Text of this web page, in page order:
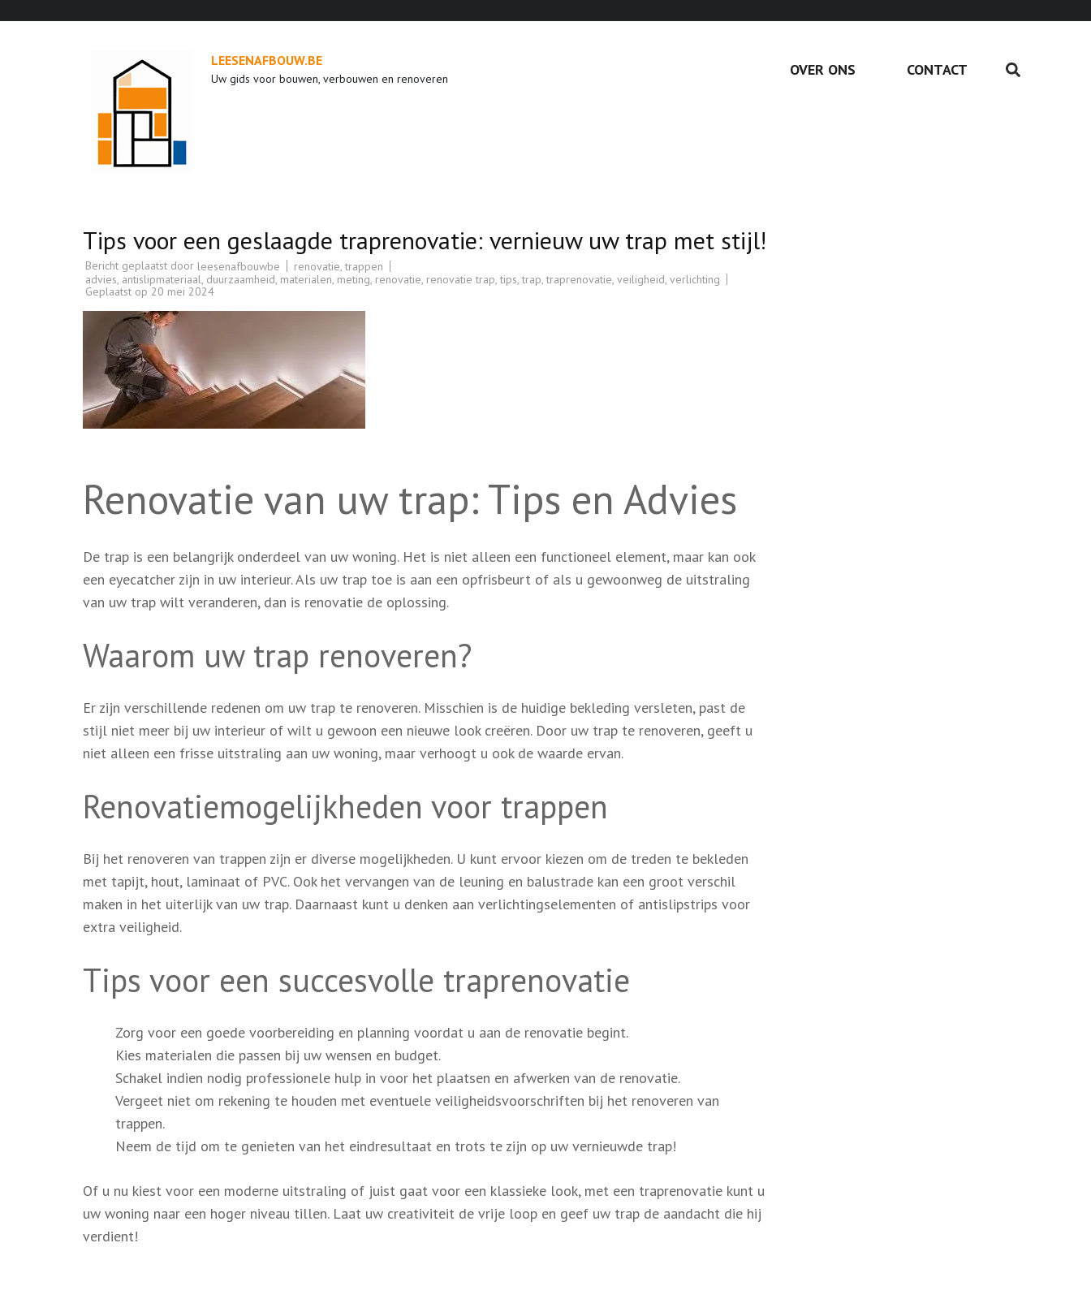
LEESENAFBOUW.BE
Uw gids voor bouwen, verbouwen en renoveren OVER ONS CONTACT
Tips voor een geslaagde traprenovatie: vernieuw uw trap met stijl!
Bericht geplaatst door leesenafbouwbe renovatie ,trappen
advies, antislipmateriaal, duurzaamheid, materialen, meting, renovatie, renovatie trap,tips,trap,traprenovatie, veiligheid, verlichting
Geplaatst op 20 mei 2024
Renovatie van uw trap: Tips en Advies
De trap is een belangrijk onderdeel van uw woning. Het is niet alleen een functioneel element, maar kan ook
een eyecatcher zijn in uw interieur. Als uw trap toe is aan een opfrisbeurt of als u gewoonweg de uitstraling
van uw trap wilt veranderen, dan is renovatie de oplossing.
Waarom uw trap renoveren?
Er zijn verschillende redenen om uw trap te renoveren. Misschien is de huidige bekleding versleten, past de
stijl niet meer bij uw interieur of wilt u gewoon een nieuwe look creëren. Door uw trap te renoveren, geeft u
niet alleen een frisse uitstraling aan uw woning, maar verhoogt u ook de waarde ervan.
Renovatiemogelijkheden voor trappen
Bij het renoveren van trappen zijn er diverse mogelijkheden. U kunt ervoor kiezen om de treden te bekleden
met tapijt, hout, laminaat of PVC. Ook het vervangen van de leuning en balustrade kan een groot verschil
maken in het uiterlijk van uw trap. Daarnaast kunt u denken aan verlichtingselementen of antislipstrips voor
extra veiligheid.
Tips voor een succesvolle traprenovatie
Zorg voor een goede voorbereiding en planning voordat u aan de renovatie begint.
Kies materialen die passen bij uw wensen en budget.
Schakel indien nodig professionele hulp in voor het plaatsen en afwerken van de renovatie.
Vergeet niet om rekening te houden met eventuele veiligheidsvoorschriften bij het renoveren van
trappen.
Neem de tijd om te genieten van het eindresultaat en trots te zijn op uw vernieuwde trap!
Of u nu kiest voor een moderne uitstraling of juist gaat voor een klassieke look, met een traprenovatie kunt u
uw woning naar een hoger niveau tillen. Laat uw creativiteit de vrije loop en geef uw trap de aandacht die hij
verdient!